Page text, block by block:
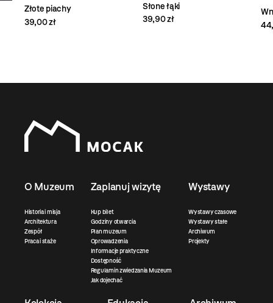
Złote piachy
39,00 zł
Słone łąki
39,90 zł
O Muzeum
Historia i misja
Architektura
Zespół
Praca i staże
Zaplanuj wizytę
Kup bilet
Godziny otwarcia
Plan muzeum
Oprowadzenia
Informacje praktyczne
Dostępność
Regulamin zwiedzania Muzeum
Jak dojechać
Wystawy
Wystawy czasowe
Wystawy stałe
Archiwum
Projekty